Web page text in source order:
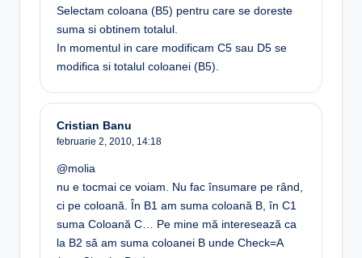
Selectam coloana (B5) pentru care se doreste
suma si obtinem totalul.
In momentul in care modificam C5 sau D5 se
modifica si totalul coloanei (B5).
Cristian Banu
februarie 2, 2010, 14:18
@molia
nu e tocmai ce voiam. Nu fac însumare pe rând,
ci pe coloană. În B1 am suma coloană B, în C1
suma Coloană C… Pe mine mă interesează ca
la B2 să am suma coloanei B unde Check=A